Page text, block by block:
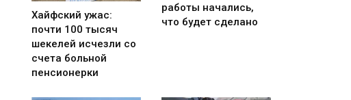
Хайфский ужас:
почти 100 тысяч
шекелей исчезли со
счета больной
пенсионерки
работы начались,
что будет сделано